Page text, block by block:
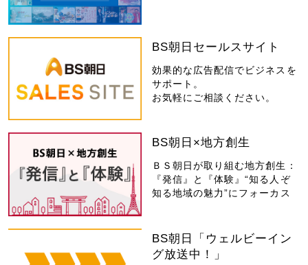
BS朝日セールスサイト
効果的な広告配信でビジネスを
サポート。
お気軽にご相談ください。
BS朝日×地方創生
ＢＳ朝日が取り組む地方創生：
『発信』と『体験』“知る人ぞ
知る地域の魅力”にフォーカス
BS朝日「ウェルビーイン
グ放送中！」